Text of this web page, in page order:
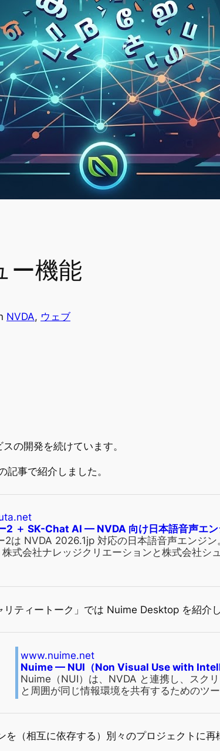
ー機能
NVDA, ウェブ
の開発を続けています。
事で紹介しました。
2 ＋ SK-Chat AI — NVDA 向け日本語音声エン
2は NVDA 2026.1jp 対応の日本語音声エンジ
株式会社ナレッジクリエーションと株式会社シ
ティートーク」では Nuime Desktop を紹介し
www.nuime.net
Nuime — NUI（Non Visual Use with
Nuime（NUI）は、NVDA と連携し、スク
と周囲が同じ情報環境を共有するためのツー
（相互に依存する）別々のプロジェクトに